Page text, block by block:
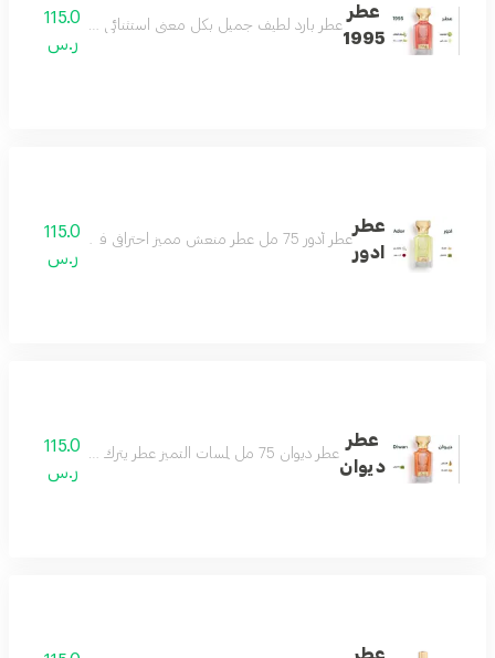
عطر
1995
عطر بارد لطيف جميل بكل معنى استثنائي للغاية
115.0
ر.س
عطر
ادور
عطر أدور 75 مل عطر منعش مميز احترافي فواح للغاية يحلق بك في سماء الجمال مكونات العطر ورد ياسمين مسك باتشولي
115.0
ر.س
عطر
ديوان
عطر ديوان 75 مل لمسات التميز عطر يترك أثرك في المكان نفحات من الجمال عطر يمتلك حواسّك مناسب لكل الأذواق مكونات العطر الاناناس الباتشولي المسك
115.0
ر.س
عطر